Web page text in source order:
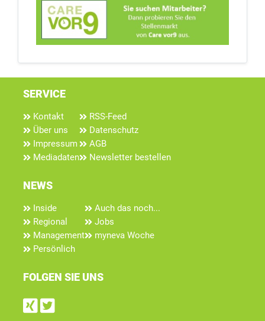
SERVICE
Kontakt
Über uns
Impressum
Mediadaten
RSS-Feed
Datenschutz
AGB
Newsletter bestellen
NEWS
Inside
Regional
Management
Persönlich
Auch das noch...
Jobs
myneva Woche
FOLGEN SIE UNS
Find us on Xing
Follow us on Twitter